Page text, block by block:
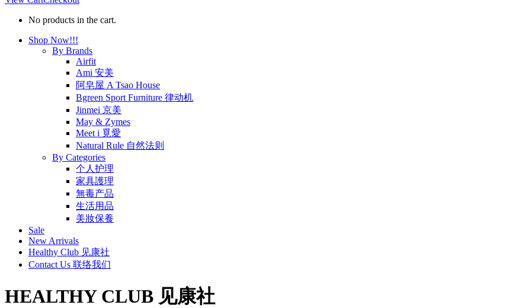
No products in the cart.
Shop Now!!!
By Brands
Airfit
Ami 安美
阿皂屋 A Tsao House
Bgreen Sport Furniture 律动机
Jinmei 京美
May & Zymes
Meet i 覓愛
Natural Rule 自然法则
By Categories
个人护理
家具護理
無毒产品
生活用品
美妝保養
Sale
New Arrivals
Healthy Club 见康社
Contact Us 联络我们
HEALTHY CLUB 见康社